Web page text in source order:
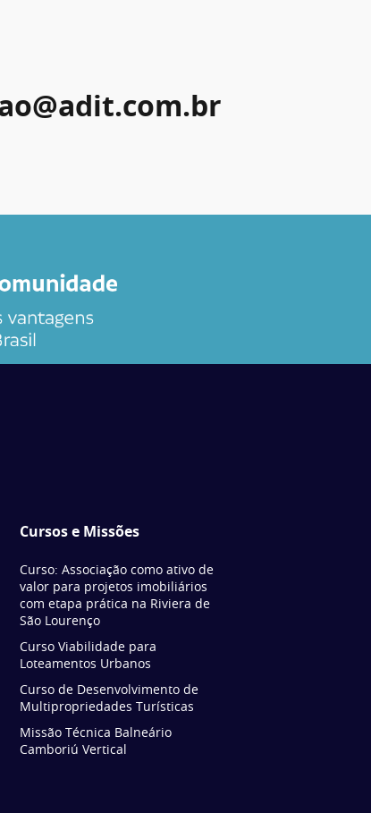
Cursos e Missões
Curso: Associação como ativo de
valor para projetos imobiliários
com etapa prática na Riviera de
São Lourenço
Curso Viabilidade para
Loteamentos Urbanos
Curso de Desenvolvimento de
Multipropriedades Turísticas
Missão Técnica Balneário
Camboriú Vertical